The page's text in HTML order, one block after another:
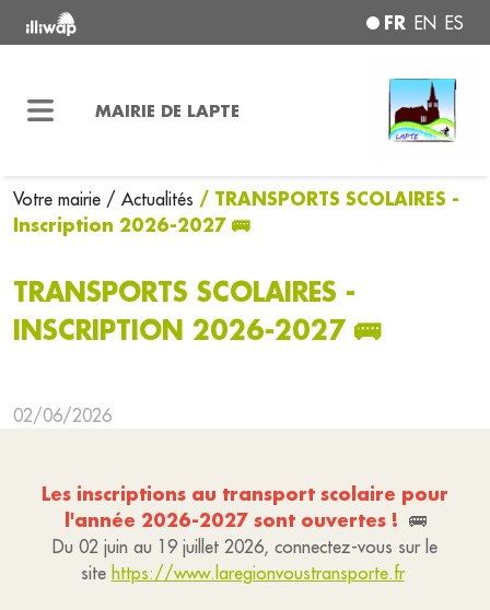
FR EN ES
MAIRIE DE LAPTE
Votre mairie / Actualités / TRANSPORTS SCOLAIRES -
Inscription 2026-2027 🚌
TRANSPORTS SCOLAIRES -
INSCRIPTION 2026-2027 🚌
02/06/2026
Les inscriptions au transport scolaire pour
l'année 2026-2027 sont ouvertes ! 🚌
Du 02 juin au 19 juillet 2026, connectez-vous sur le
site https://www.laregionvoustransporte.fr